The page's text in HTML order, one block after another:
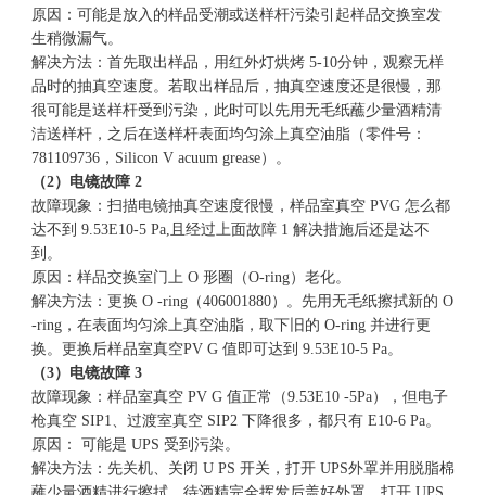
原因：可能是放入的样品受潮或送样杆污染引起样品交换室发
生稍微漏气。
解决方法：首先取出样品，用红外灯烘烤 5-10分钟，观察无样
品时的抽真空速度。若取出样品后，抽真空速度还是很慢，那
很可能是送样杆受到污染，此时可以先用无毛纸蘸少量酒精清
洁送样杆，之后在送样杆表面均匀涂上真空油脂（零件号：
781109736，Silicon V acuum grease）。
（2）电镜故障 2
故障现象：扫描电镜抽真空速度很慢，样品室真空 PVG 怎么都
达不到 9.53E10-5 Pa,且经过上面故障 1 解决措施后还是达不
到。
原因：样品交换室门上 O 形圈（O-ring）老化。
解决方法：更换 O -ring（406001880）。先用无毛纸擦拭新的 O
-ring，在表面均匀涂上真空油脂，取下旧的 O-ring 并进行更
换。更换后样品室真空PV G 值即可达到 9.53E10-5 Pa。
（3）电镜故障 3
故障现象：样品室真空 PV G 值正常（9.53E10 -5Pa），但电子
枪真空 SIP1、过渡室真空 SIP2 下降很多，都只有 E10-6 Pa。
原因： 可能是 UPS 受到污染。
解决方法：先关机、关闭 U PS 开关，打开 UPS外罩并用脱脂棉